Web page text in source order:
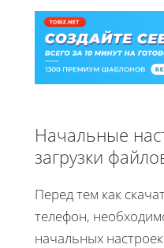
Начальные
загрузки
Перед тем как
телефон,
начальных